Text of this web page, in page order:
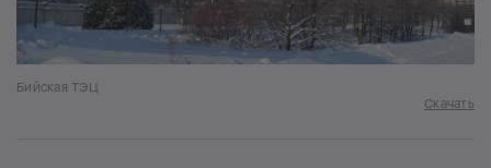
Бийская ТЭЦ
Скачать